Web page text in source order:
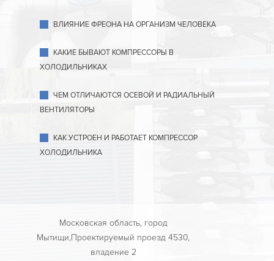
ВЛИЯНИЕ ФРЕОНА НА ОРГАНИЗМ ЧЕЛОВЕКА
КАКИЕ БЫВАЮТ КОМПРЕССОРЫ В
ХОЛОДИЛЬНИКАХ
ЧЕМ ОТЛИЧАЮТСЯ ОСЕВОЙ И РАДИАЛЬНЫЙ
ВЕНТИЛЯТОРЫ
КАК УСТРОЕН И РАБОТАЕТ КОМПРЕССОР
ХОЛОДИЛЬНИКА
Московская область, город
Мытищи,Проектируемый проезд 4530,
владение 2